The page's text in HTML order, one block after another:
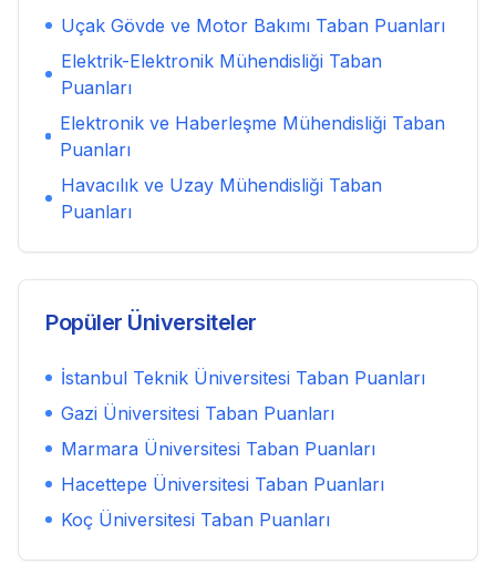
Uçak Gövde ve Motor Bakımı Taban Puanları
Elektrik-Elektronik MühendisliğiTaban
Puanları
Elektronik ve Haberleşme Mühendisliği Taban
Puanları
Havacılık ve Uzay MühendisliğiTaban
Puanları
Popüler Üniversiteler
İstanbul Teknik Üniversitesi Taban Puanları
Gazi Üniversitesi Taban Puanları
Marmara Üniversitesi Taban Puanları
Hacettepe Üniversitesi Taban Puanları
Koç Üniversitesi Taban Puanları